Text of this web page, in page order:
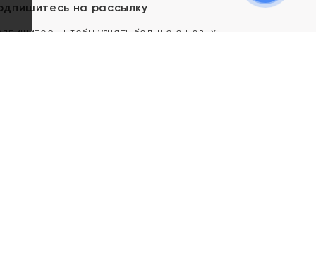
на рассылку
чтобы узнать больше о новых